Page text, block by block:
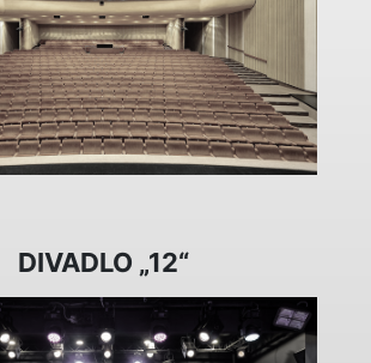
DIVADLO „12“